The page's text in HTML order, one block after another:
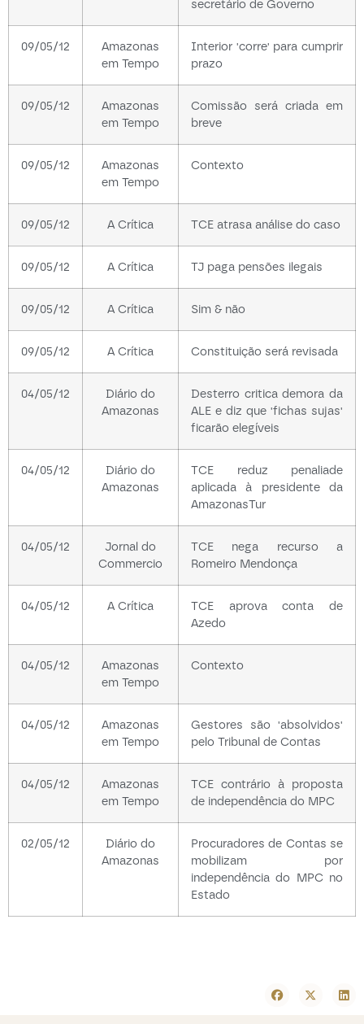
secretário de Governo
09/05/12
Amazonas
em Tempo
Interior 'corre' para cumprir
prazo
09/05/12
Amazonas
em Tempo
Comissão será criada em
breve
09/05/12
Amazonas
em Tempo
Contexto
09/05/12 A Crítica TCE atrasa análise do caso
09/05/12 A Crítica TJ paga pensões ilegais
09/05/12 A Crítica Sim & não
09/05/12 A Crítica Constituição será revisada
04/05/12
Diário do
Amazonas
Desterro critica demora da
ALE e diz que 'fichas sujas'
ficarão elegíveis
04/05/12
Diário do
Amazonas
TCE reduz penaliade
aplicada à presidente da
AmazonasTur
04/05/12
Jornal do
Commercio
TCE nega recurso a
Romeiro Mendonça
04/05/12 A Crítica
TCE aprova conta de
Azedo
04/05/12
Amazonas
em Tempo
Contexto
04/05/12
Amazonas
em Tempo
Gestores são 'absolvidos'
pelo Tribunal de Contas
04/05/12
Amazonas
em Tempo
TCE contrário à proposta
de independência do MPC
02/05/12
Diário do
Amazonas
Procuradores de Contas se
mobilizam por
independência do MPC no
Estado